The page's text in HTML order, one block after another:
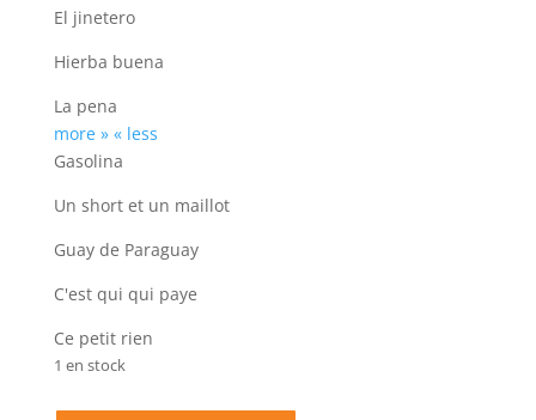
El jinetero
Hierba buena
La pena
more » « less
Gasolina
Un short et un maillot
Guay de Paraguay
C'est qui qui paye
Ce petit rien
1 en stock